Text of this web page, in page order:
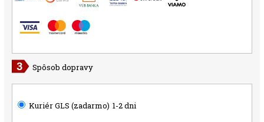
Spôsob dopravy
Kuriér GLS (zadarmo) 1-2 dni